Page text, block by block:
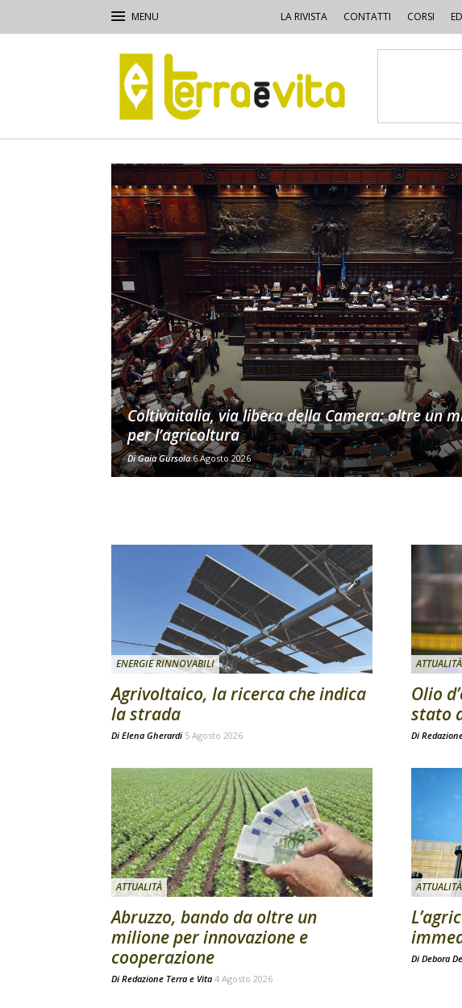
LA RIVISTA CONTATTI CORSI
e
Vita
Coltivaitalia, via libera della Camera: oltre un
per l’agricoltura
DiGaia Gursola 6 Agosto 2026
ENERGIE RINNOVABILI
Agrivoltaico, la ricerca che indica
la strada
Di Elena Gherardi 5 Agosto 2026
ATTUALITÀ
Olio
stato
Di
ATTUALITÀ
Abruzzo, bando da oltre un
milione per innovazione e
cooperazione
Di Redazione Terra e Vita 4 Agosto 2026
ATTUALITÀ
Di Debora